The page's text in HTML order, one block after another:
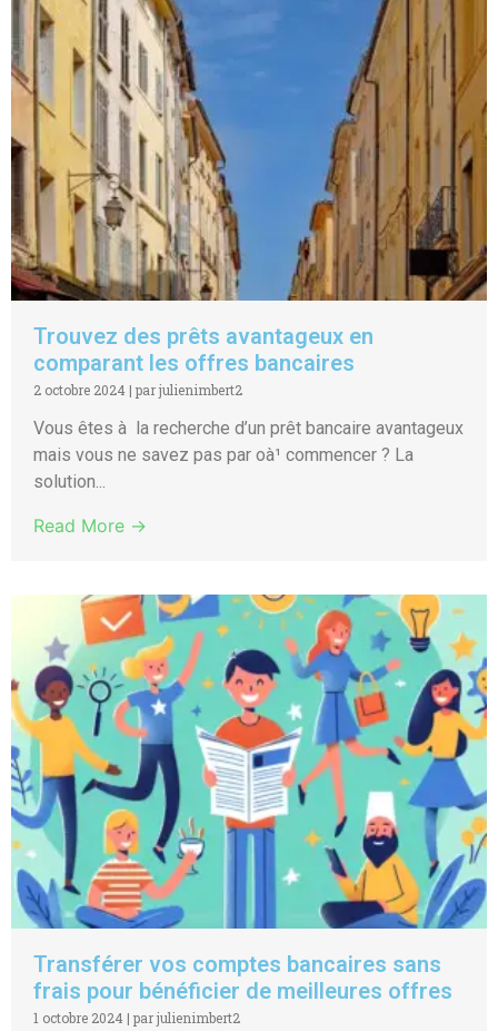
Trouvez des prêts avantageux en
comparant les offres bancaires
2 octobre 2024 | par julienimbert2
Vous êtes à la recherche d’un prêt bancaire avantageux
mais vous ne savez pas par oà¹ commencer ? La
solution...
Read More →
Transférer vos comptes bancaires sans
frais pour bénéficier de meilleures offres
1 octobre 2024 | par julienimbert2